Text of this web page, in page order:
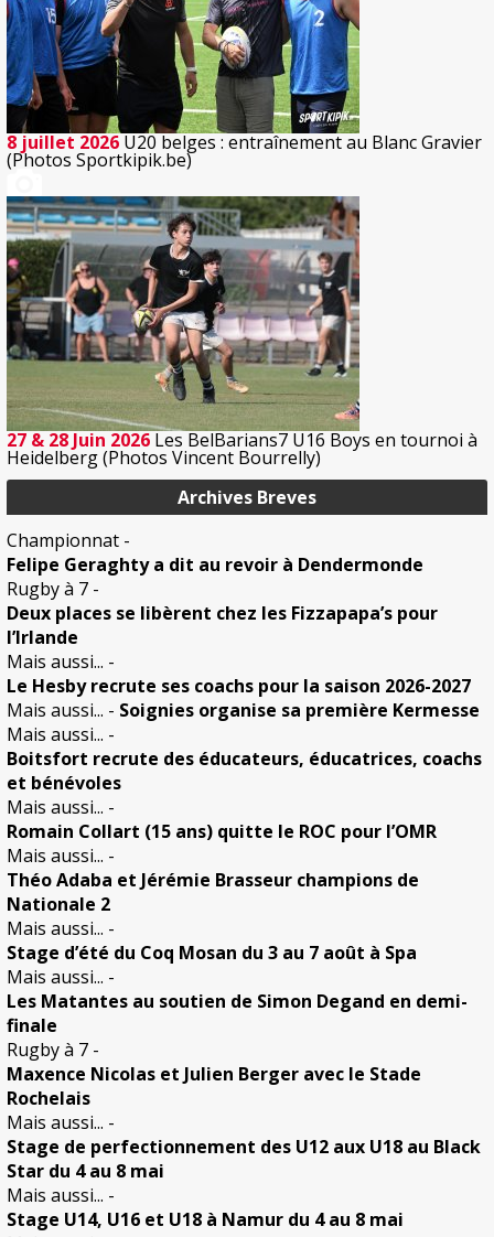
Archives Breves
Championnat -
Felipe Geraghty a dit au revoir à Dendermonde
Rugby à 7 -
Deux places se libèrent chez les Fizzapapa’s pour
l’Irlande
Mais aussi... -
Le Hesby recrute ses coachs pour la saison 2026-2027
Mais aussi... - Soignies organise sa première Kermesse
Mais aussi... -
Boitsfort recrute des éducateurs, éducatrices, coachs
et bénévoles
Mais aussi... -
Romain Collart (15 ans) quitte le ROC pour l’OMR
Mais aussi... -
Théo Adaba et Jérémie Brasseur champions de
Nationale 2
Mais aussi... -
Stage d’été du Coq Mosan du 3 au 7 août à Spa
Mais aussi... -
Les Matantes au soutien de Simon Degand en demi-
finale
Rugby à 7 -
Maxence Nicolas et Julien Berger avec le Stade
Rochelais
Mais aussi... -
Stage de perfectionnement des U12 aux U18 au Black
Star du 4 au 8 mai
Mais aussi... -
Stage U14, U16 et U18 à Namur du 4 au 8 mai
8 juillet 2026 U20 belges : entraînement au Blanc Gravier
(Photos Sportkipik.be)
27 & 28 Juin 2026 Les BelBarians7 U16 Boys en tournoi à
Heidelberg (Photos Vincent Bourrelly)